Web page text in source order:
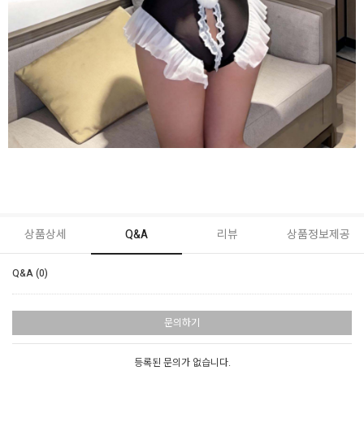
상품상세 Q&A 리뷰 상품정보제공
Q&A (0)
문의하기
등록된 문의가 없습니다.